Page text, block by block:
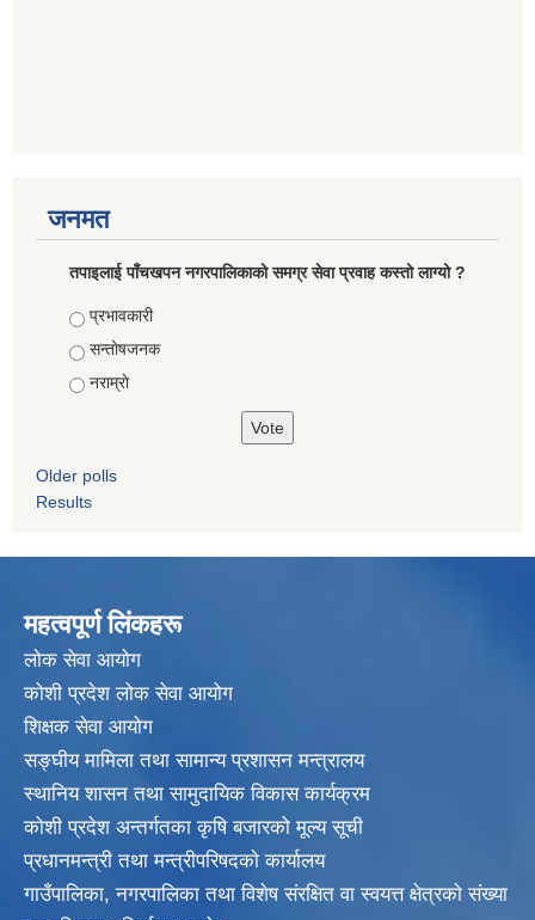
जनमत
तपाइलाई पाँचखपन नगरपालिकाको समग्र सेवा प्रवाह कस्तो लाग्यो ?
Choices
प्रभावकारी
सन्तोषजनक
नराम्राे
Older polls
Results
महत्वपूर्ण लिंकहरू
लाेक सेवा आयाेग
कोशी प्रदेश लोक सेवा आयोग
शिक्षक सेवा आयाेग
सङ्‍घीय मामिला तथा सामान्य प्रशासन मन्त्रालय
स्थानिय शासन तथा सामुदायिक विकास कार्यक्रम
कोशी प्रदेश अन्तर्गतका कृषि बजारको मूल्य सूची
प्रधानमन्त्री तथा मन्त्रीपरिषदकाे कार्यालय
गाउँपालिका, नगरपालिका तथा विशेष संरक्षित वा स्वयत्त क्षेत्रकाे संख्या